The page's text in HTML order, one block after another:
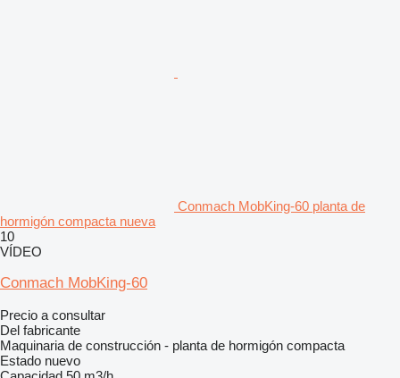
Conmach MobKing-60 planta de
hormigón compacta nueva
10
VÍDEO
Conmach MobKing-60
Precio a consultar
Del fabricante
Maquinaria de construcción - planta de hormigón compacta
Estado nuevo